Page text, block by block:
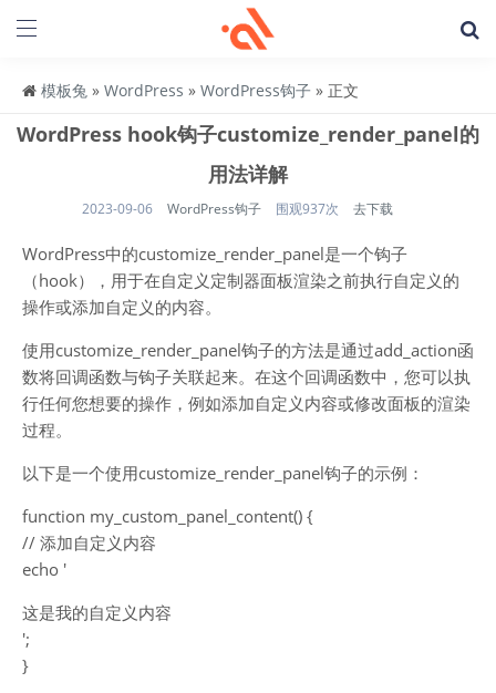
模板兔 » WordPress » WordPress钩子 » 正文
WordPress hook钩子customize_render_panel的
用法详解
2023-09-06 WordPress钩子 围观937次 去下载
WordPress中的customize_render_panel是一个钩子
（hook），用于在自定义定制器面板渲染之前执行自定义的
操作或添加自定义的内容。
使用customize_render_panel钩子的方法是通过add_action函
数将回调函数与钩子关联起来。在这个回调函数中，您可以执
行任何您想要的操作，例如添加自定义内容或修改面板的渲染
过程。
以下是一个使用customize_render_panel钩子的示例：
function my_custom_panel_content() {
// 添加自定义内容
echo '
这是我的自定义内容
';
}